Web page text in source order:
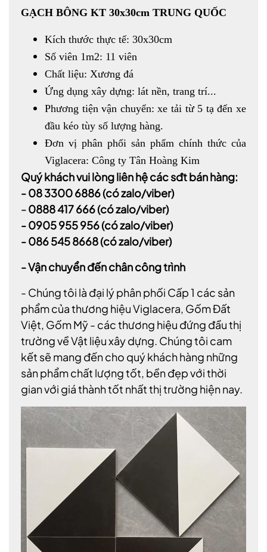
GẠCH BÔNG KT 30x30cm TRUNG QUỐC
Kích thước thực tế: 30x30cm
Số viên 1m2: 11 viên
Chất liệu: Xương đá
Ứng dụng xây dựng: lát nền, trang trí...
Phương tiện vận chuyển: xe tải từ 5 tạ đến xe
đầu kéo tùy số lượng hàng.
Đơn vị phân phối sản phẩm chính thức của
Viglacera: Công ty Tân Hoàng Kim
Quý khách vui lòng liên hệ các sđt bán hàng:
-08 3300 6886(có zalo/viber)
-0888 417 666(có zalo/viber)
-0905 955 956(có zalo/viber)
- 086 545 8668(có zalo/viber)
- Vận chuyển đến chân công trình
- Chúng tôi là đại lý phân phối Cấp 1 các sản
phẩm của thương hiệu Viglacera, Gốm Đất
Việt, Gốm Mỹ - các thương hiệu đứng đầu thị
trường về Vật liệu xây dựng. Chúng tôi cam
kết sẽ mang đến cho quý khách hàng những
sản phẩm chất lượng tốt, bền đẹp với thời
gian với giá thành tốt nhất thị trường hiện nay.